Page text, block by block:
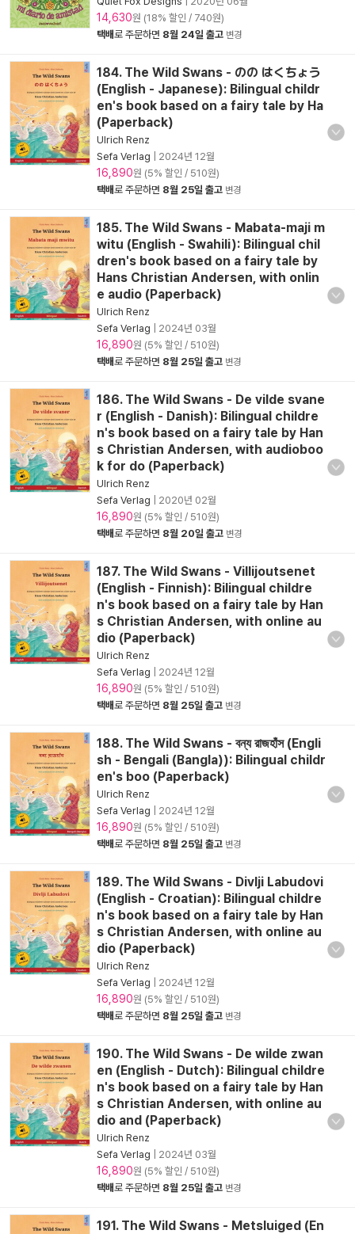
14,630원 (18% 할인 / 740원)
택배로 주문하면 8월 24일 출고 변경
184. The Wild Swans - のの はくちょう
(English - Japanese): Bilingual childr
en's book based on a fairy tale by Ha
(Paperback)
Ulrich Renz
Sefa Verlag
2024년 12월
16,890원 (5% 할인 / 510원)
택배로 주문하면 8월 25일 출고 변경
185. The Wild Swans - Mabata-maji m
witu (English - Swahili): Bilingual chil
dren's book based on a fairy tale by
Hans Christian Andersen, with onlin
e audio (Paperback)
Ulrich Renz
Sefa Verlag
2024년 03월
16,890원 (5% 할인 / 510원)
택배로 주문하면 8월 25일 출고 변경
186. The Wild Swans - De vilde svane
r (English - Danish): Bilingual childre
n's book based on a fairy tale by Han
s Christian Andersen, with audioboo
k for do (Paperback)
Ulrich Renz
Sefa Verlag
2020년 02월
16,890원 (5% 할인 / 510원)
택배로 주문하면 8월 20일 출고 변경
187. The Wild Swans - Villijoutsenet
(English - Finnish): Bilingual childre
n's book based on a fairy tale by Han
s Christian Andersen, with online au
dio (Paperback)
Ulrich Renz
Sefa Verlag
2024년 12월
16,890원 (5% 할인 / 510원)
택배로 주문하면 8월 25일 출고 변경
188. The Wild Swans - বন্য রাজহাঁস (Engli
sh - Bengali (Bangla)): Bilingual childr
en's boo (Paperback)
Ulrich Renz
Sefa Verlag
2024년 12월
16,890원 (5% 할인 / 510원)
택배로 주문하면 8월 25일 출고 변경
189. The Wild Swans - Divlji Labudovi
(English - Croatian): Bilingual childre
n's book based on a fairy tale by Han
s Christian Andersen, with online au
dio (Paperback)
Ulrich Renz
Sefa Verlag
2024년 12월
16,890원 (5% 할인 / 510원)
택배로 주문하면 8월 25일 출고 변경
190. The Wild Swans - De wilde zwan
en (English - Dutch): Bilingual childre
n's book based on a fairy tale by Han
s Christian Andersen, with online au
dio and (Paperback)
Ulrich Renz
Sefa Verlag
2024년 03월
16,890원 (5% 할인 / 510원)
택배로 주문하면 8월 25일 출고 변경
191. The Wild Swans - Metsluiged (En